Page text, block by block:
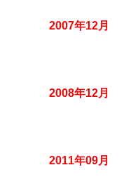
2007年12月
2008年12月
2011年09月